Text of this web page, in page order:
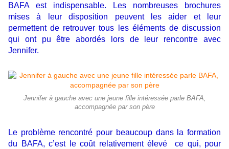
BAFA est indispensable. Les nombreuses brochures
mises à leur disposition peuvent les aider et leur
permettent de retrouver tous les éléments de discussion
qui ont pu être abordés lors de leur rencontre avec
Jennifer.
Jennifer à gauche avec une jeune fille intéressée parle BAFA,
accompagnée par son père
Le problème rencontré pour beaucoup dans la formation
du BAFA, c’est le coût relativement élevé ce qui, pour